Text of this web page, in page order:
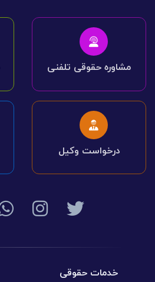
مشاوره حقوقی تلفنی
درخواست وکیل
خدمات حقوقی